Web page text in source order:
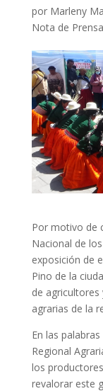
por Marleny
Nota de Prensa
Por motivo de
Nacional de
exposición de
Pino de la
de agricultores
agrarias de la
En las
Regional
los
revalorar este